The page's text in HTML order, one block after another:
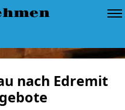
nach Edremit